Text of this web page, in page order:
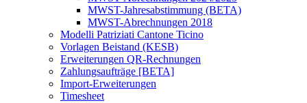
MWST-Jahresabstimmung (BETA)
MWST-Abrechnungen 2018
Modelli Patriziati Cantone Ticino
Vorlagen Beistand (KESB)
Erweiterungen QR-Rechnungen
Zahlungsaufträge [BETA]
Import-Erweiterungen
Timesheet